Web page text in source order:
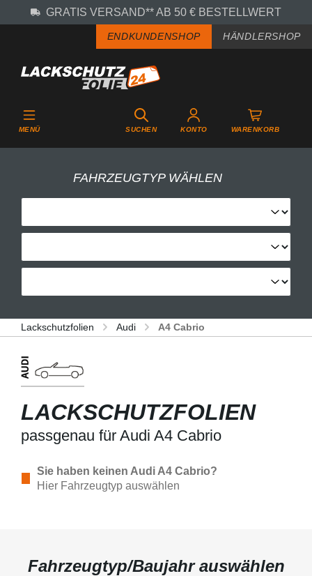
Zum Hauptinhalt springen
GRATIS VERSAND** AB 50 € BESTELLWERT
ENDKUNDENSHOP HÄNDLERSHOP
MENÜ SUCHEN KONTO WARENKORB
FAHRZEUGTYP WÄHLEN
Lackschutzfolien Audi A4 Cabrio
LACKSCHUTZFOLIEN
passgenau für Audi A4 Cabrio
Sie haben keinen Audi A4 Cabrio?
Hier Fahrzeugtyp auswählen
Fahrzeugtyp/Baujahr auswählen